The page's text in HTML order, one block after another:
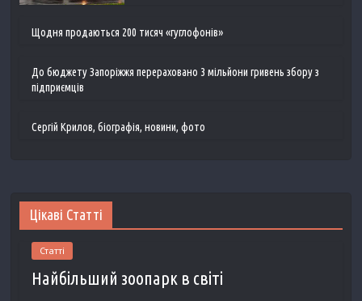
Щодня продаються 200 тисяч «гуглофонів»
До бюджету Запоріжжя перераховано 3 мільйони гривень збору з
підприємців
Сергій Крилов, біографія, новини, фото
Цікаві Статті
Статті
Найбільший зоопарк в світі